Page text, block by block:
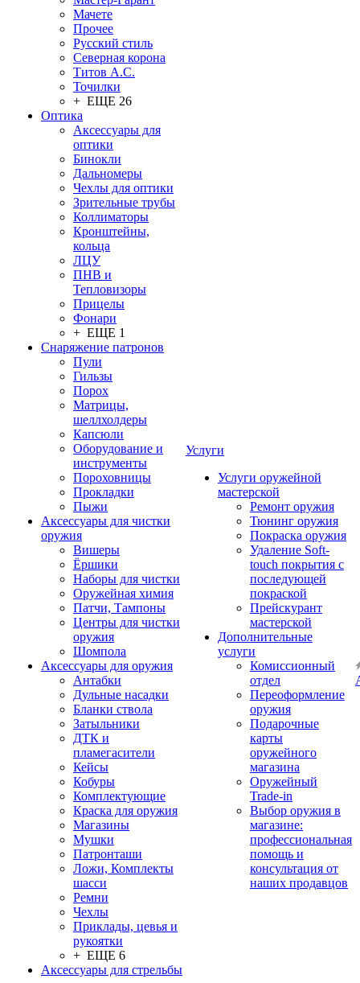
Мачете
Прочее
Русский стиль
Северная корона
Титов А.С.
Точилки
+ ЕЩЕ 26
Оптика
Аксессуары для
оптики
Бинокли
Дальномеры
Чехлы для оптики
Зрительные трубы
Коллиматоры
Кронштейны,
кольца
ЛЦУ
ПНВ и
Тепловизоры
Прицелы
Фонари
+ ЕЩЕ 1
Снаряжение патронов
Пули
Гильзы
Порох
Матрицы,
шеллхолдеры
Капсюли
Оборудование и
инструменты
Пороховницы
Прокладки
Пыжи
Аксессуары для чистки
оружия
Вишеры
Ёршики
Наборы для чистки
Оружейная химия
Патчи, Тампоны
Центры для чистки
оружия
Шомпола
Аксессуары для оружия
Антабки
Дульные насадки
Бланки ствола
Затыльники
ДТК и
пламегасители
Кейсы
Кобуры
Комплектующие
Краска для оружия
Магазины
Мушки
Патронташи
Ложи, Комплекты
шасси
Ремни
Чехлы
Приклады, цевья и
рукоятки
+ ЕЩЕ 6
Аксессуары для стрельбы
Услуги
Услуги оружейной
мастерской
Ремонт оружия
Тюнинг оружия
Покраска оружия
Удаление Soft-
touch покрытия с
последующей
покраской
Прейскурант
мастерской
Дополнительные
услуги
Комиссионный
отдел
Переоформление
оружия
Подарочные
карты
оружейного
магазина
Оружейный
Trade-in
Выбор оружия в
магазине:
профессиональная
помощь и
консультация от
наших продавцов